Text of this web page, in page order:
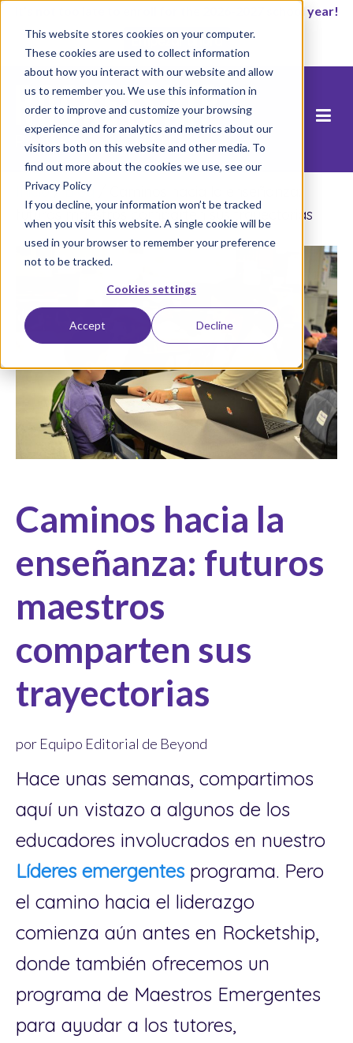
This website stores cookies on your computer.
These cookies are used to collect information
about how you interact with our website and allow
us to remember you. We use this information in
order to improve and customize your browsing
experience and for analytics and metrics about our
visitors both on this website and other media. To
find out more about the cookies we use, see our
Privacy Policy
If you decline, your information won’t be tracked
when you visit this website. A single cookie will be
used in your browser to remember your preference
not to be tracked.
Cookies settings
Accept Decline
It’s not too late to enroll for the 2026-2027 school year!
Empezar ahora
Inicio/Blog
futuros maestros comparten sus trayectorias
Caminos hacia la
enseñanza: futuros
maestros
comparten sus
trayectorias
por Equipo Editorial de Beyond
Hace unas semanas, compartimos
aquí un vistazo a algunos de los
educadores involucrados en nuestro
Líderes emergentes programa. Pero
el camino hacia el liderazgo
comienza aún antes en Rocketship,
donde también ofrecemos un
programa de Maestros Emergentes
para ayudar a los tutores,